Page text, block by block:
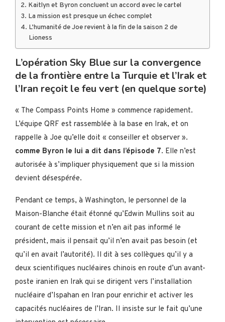
Kaitlyn et Byron concluent un accord avec le cartel
La mission est presque un échec complet
L’humanité de Joe revient à la fin de la saison 2 de
Lioness
L’opération Sky Blue sur la convergence
de la frontière entre la Turquie et l’Irak et
l’Iran reçoit le feu vert (en quelque sorte)
« The Compass Points Home » commence rapidement.
L’équipe QRF est rassemblée à la base en Irak, et on
rappelle à Joe qu’elle doit « conseiller et observer ».
comme Byron le lui a dit dans l’épisode 7. Elle n’est
autorisée à s’impliquer physiquement que si la mission
devient désespérée.
Pendant ce temps, à Washington, le personnel de la
Maison-Blanche était étonné qu’Edwin Mullins soit au
courant de cette mission et n’en ait pas informé le
président, mais il pensait qu’il n’en avait pas besoin (et
qu’il en avait l’autorité). Il dit à ses collègues qu’il y a
deux scientifiques nucléaires chinois en route d’un avant-
poste iranien en Irak qui se dirigent vers l’installation
nucléaire d’Ispahan en Iran pour enrichir et activer les
capacités nucléaires de l’Iran. Il insiste sur le fait qu’une